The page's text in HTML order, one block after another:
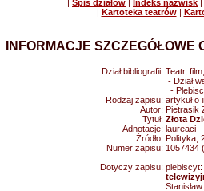
| Spis działów | Indeks nazwisk |
| Kartoteka teatrów|
INFORMACJE SZCZEGÓŁOWE
Dział bibliografii: Teatr,
- Dział
-
Rodzaj zapisu: artykuł o
Autor: Pietrasik
Tytuł: Złota
Adnotacje: laureaci
Źródło: Polityka,
Numer zapisu: 1057434
Dotyczy zapisu: plebiscyt: